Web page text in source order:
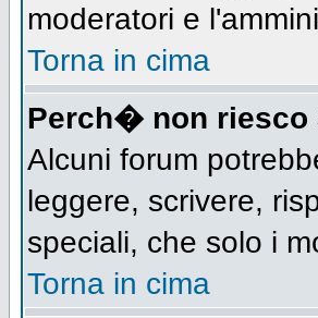
moderatori e
Torna in cima
Perch� non riesco
Alcuni forum
leggere, scrivere,
speciali, che solo i
Torna in cima